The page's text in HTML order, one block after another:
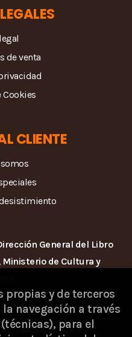
de venta
Cookies
CLIENTE
General del Libro
de Cultura y
propias y de terceros
navegación a través
para el